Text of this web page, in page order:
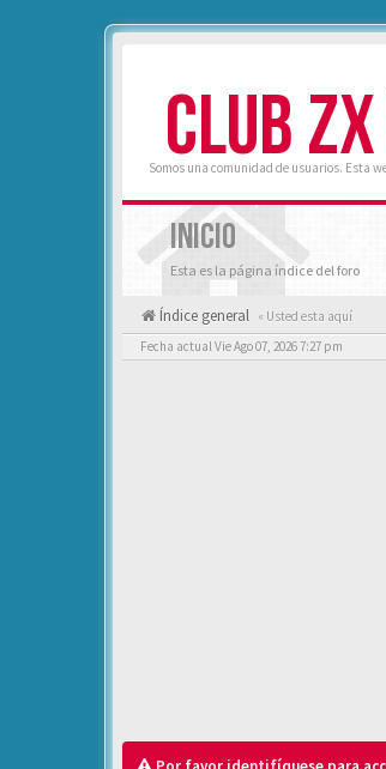
CLUB
Somos una comunidad de usuarios. Esta
INICIO
Esta es la página índice del foro
Índice general « Usted esta aquí
Fecha actual Vie Ago 07, 2026 7:27 pm